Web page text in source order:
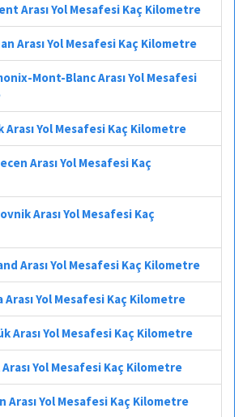
Arası Yol Mesafesi Kaç Kilometre
Arası Yol Mesafesi Kaç Kilometre
Mont-Blanc Arası Yol Mesafesi
Arası Yol Mesafesi Kaç Kilometre
Arası Yol Mesafesi Kaç
Arası Yol Mesafesi Kaç
Arası Yol Mesafesi Kaç Kilometre
Arası Yol Mesafesi Kaç Kilometre
Arası Yol Mesafesi Kaç Kilometre
Yol Mesafesi Kaç Kilometre
Arası Yol Mesafesi Kaç Kilometre